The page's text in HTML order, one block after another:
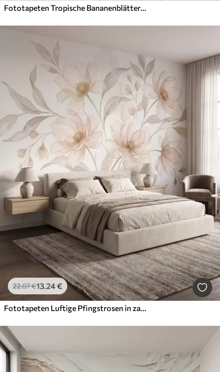
Fototapeten Tropische Bananenblätter mit Trauben roter Kaffeekirschen, im Aquarellstil
22.07€13.24€
Fototapeten Luftige Pfingstrosen in zarten, puderbeigen Farbtönen